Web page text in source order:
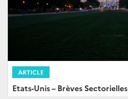
ARTICLE
Etats-Unis – Brèves Sectorielles